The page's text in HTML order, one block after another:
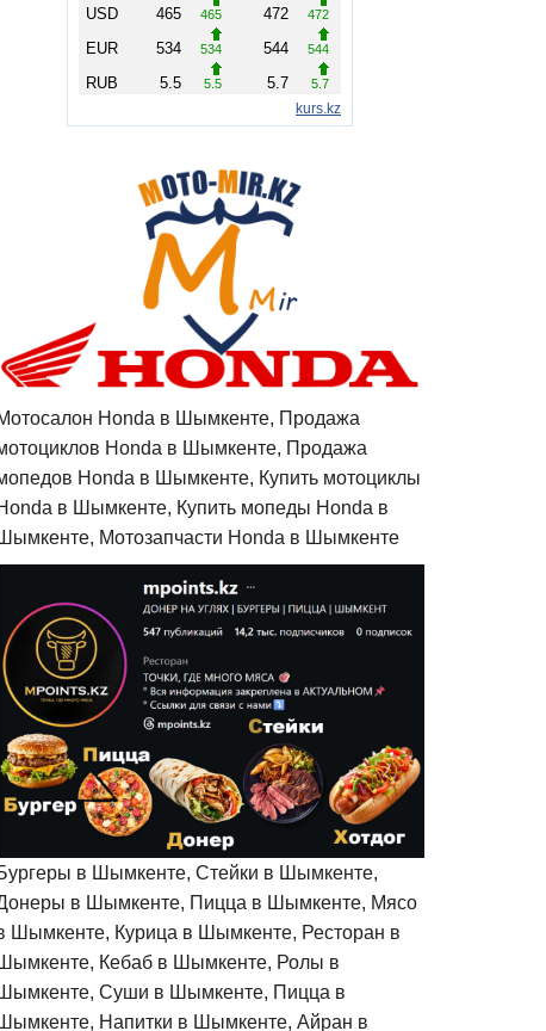
Honda в Шымкенте, Продажа
Honda в Шымкенте, Продажа
Honda в Шымкенте, Купить мотоциклы
в Шымкенте, Купить мопеды Honda в
Шымкенте, Мотозапчасти Honda в Шымкенте
в Шымкенте, Стейки в Шымкенте,
в Шымкенте, Пицца в Шымкенте, Мясо
Шымкенте, Курица в Шымкенте, Ресторан в
Шымкенте, Кебаб в Шымкенте, Ролы в
Шымкенте, Суши в Шымкенте, Пицца в
Шымкенте, Напитки в Шымкенте, Айран в